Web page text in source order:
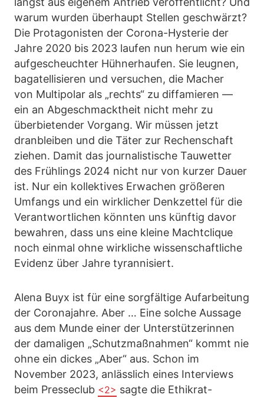
warum wurden überhaupt Stellen geschwärzt?
Die Protagonisten der Corona-Hysterie der
Jahre 2020 bis 2023 laufen nun herum wie ein
aufgescheuchter Hühnerhaufen. Sie leugnen,
bagatellisieren und versuchen, die Macher
von Multipolar als „rechts“ zu diffamieren —
ein an Abgeschmacktheit nicht mehr zu
überbietender Vorgang. Wir müssen jetzt
dranbleiben und die Täter zur Rechenschaft
ziehen. Damit das journalistische Tauwetter
des Frühlings 2024 nicht nur von kurzer Dauer
ist. Nur ein kollektives Erwachen größeren
Umfangs und ein wirklicher Denkzettel für die
Verantwortlichen könnten uns künftig davor
bewahren, dass uns eine kleine Machtclique
noch einmal ohne wirkliche wissenschaftliche
Evidenz über Jahre tyrannisiert.
Alena Buyx ist für eine sorgfältige Aufarbeitung
der Coronajahre. Aber … Eine solche Aussage
aus dem Munde einer der Unterstützerinnen
der damaligen „Schutzmaßnahmen“ kommt nie
ohne ein dickes „Aber“ aus. Schon im
November 2023, anlässlich eines Interviews
beim Presseclub <2> sagte die Ethikrat-